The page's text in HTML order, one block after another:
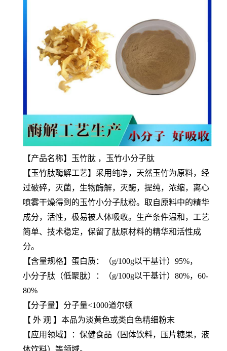
【产品名称】玉竹肽 ， 玉竹小分子肽
【玉竹肽酶解工艺】采用纯净，天然玉竹为原料，经
过破碎，灭菌，生物酶解，灭酶，提纯，浓缩，离心
喷雾干燥得到的玉竹小分子肽粉。取自原料中的精华
成分，活性，极易被人体吸收。生产条件温和，工艺
简单、技术稳定，保留了肽原材料的精华和活性成
分。
【含量规格】蛋白质：（g/100g以干基计）95%，
小分子肽（低聚肽）：（g/100g以干基计）80%，60-
80%
【分子量】分子量<1000道尔顿
【 外 观 】本品为淡黄色或类白色精细粉末
【应用领域】：保健食品（固体饮料，压片糖果，液
体饮料）等领域。